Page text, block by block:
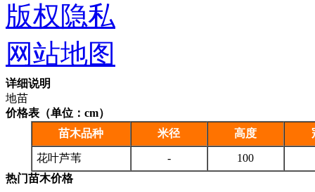
详细说明
地苗
价格表（单位：cm）
苗木品种
米径 高度
花叶芦苇 -
100
热门苗木价格
版权隐私
网站地图